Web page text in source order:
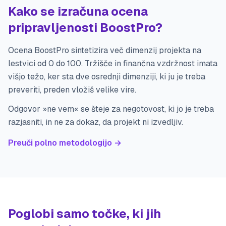
Kako se izračuna ocena
pripravljenosti BoostPro?
Ocena BoostPro sintetizira več dimenzij projekta na
lestvici od 0 do 100. Tržišče in finančna vzdržnost imata
višjo težo, ker sta dve osrednji dimenziji, ki ju je treba
preveriti, preden vložiš velike vire.
Odgovor »ne vem« se šteje za negotovost, ki jo je treba
razjasniti, in ne za dokaz, da projekt ni izvedljiv.
Preuči polno metodologijo →
Poglobi samo točke, ki jih